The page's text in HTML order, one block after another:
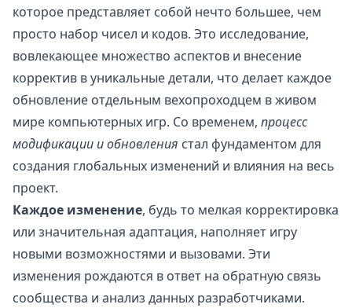
которое представляет собой нечто большее, чем
просто набор чисел и кодов. Это исследование,
вовлекающее множество аспектов и внесение
корректив в уникальные детали, что делает каждое
обновление отдельным вехопроходцем в живом
мире компьютерных игр. Со временем, процесс
модификации и обновления стал фундаментом для
создания глобальных изменений и влияния на весь
проект.
Каждое изменение, будь то мелкая корректировка
или значительная адаптация, наполняет игру
новыми возможностями и вызовами. Эти
изменения рождаются в ответ на обратную связь
сообщества и анализ данных разработчиками.